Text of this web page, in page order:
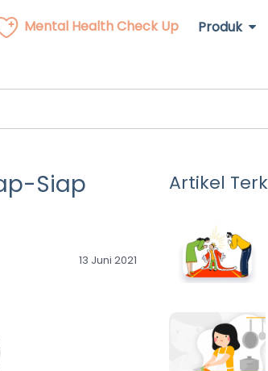
Mental Health Check Up Produk
Siap
13 Juni 2021
Artikel